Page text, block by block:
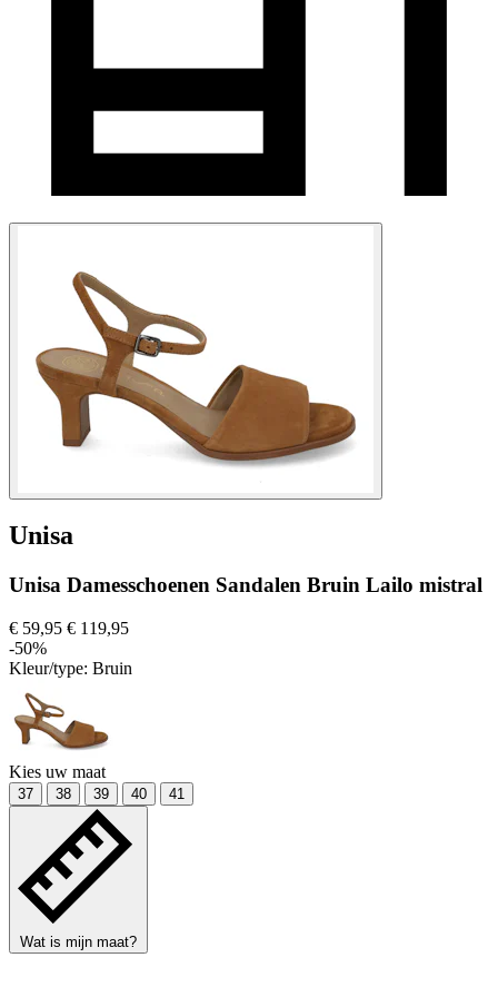
Unisa
Unisa Damesschoenen Sandalen Bruin Lailo mistral
€ 59,95 € 119,95
-50%
Kleur/type: Bruin
Kies uw maat
37 38 39 40 41
Wat is mijn maat?